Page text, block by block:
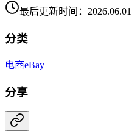
最后更新时间：2026.06.01
分类
电商eBay
分享